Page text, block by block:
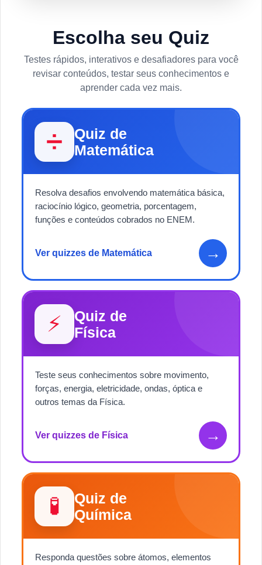
Escolha seu Quiz
Testes rápidos, interativos e desafiadores para você
revisar conteúdos, testar seus conhecimentos e
aprender cada vez mais.
➗
Quiz de
Matemática
Resolva desafios envolvendo matemática básica,
raciocínio lógico, geometria, porcentagem,
funções e conteúdos cobrados no ENEM.
Ver quizzes de Matemática →
⚡
Quiz de
Física
Teste seus conhecimentos sobre movimento,
forças, energia, eletricidade, ondas, óptica e
outros temas da Física.
Ver quizzes de Física →
🧪
Quiz de
Química
Responda questões sobre átomos, elementos